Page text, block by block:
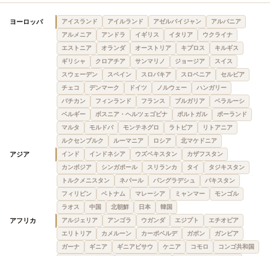
ヨーロッパ アイスランド アイルランド アゼルバイジャン
アルバニア
アルメニア
アンドラ イギリス イタリア
ウクライナ
エストニア
オランダ オーストリア キプロス
キルギス
ギリシャ
クロアチア サンマリノ ジョージア
スイス
スウェーデン
スペイン スロバキア スロベニア
セルビア
チェコ
デンマーク ドイツ ノルウェー
ハンガリー
バチカン
フィンランド フランス ブルガリア
ベラルーシ
ベルギー
ボスニア・ヘルツェゴビナ ポルトガル
ポーランド
マルタ
モルドバ モンテネグロ ラトビア
リトアニア
ルクセンブルク
ルーマニア ロシア 北マケドニア
アジア インド インドネシア ウズベキスタン
カザフスタン
カンボジア
シンガポール スリランカ タイ
タジキスタン
トルクメニスタン
ネパール バングラデシュ
パキスタン
フィリピン
ベトナム マレーシア ミャンマー
モンゴル
ラオス
中国 北朝鮮 日本 韓国
アフリカ アルジェリア アンゴラ ウガンダ エジプト
エチオピア
エリトリア
カメルーン カーボベルデ ガボン
ガンビア
ガーナ
ギニア ギニアビサウ ケニア コモロ
コンゴ共和国